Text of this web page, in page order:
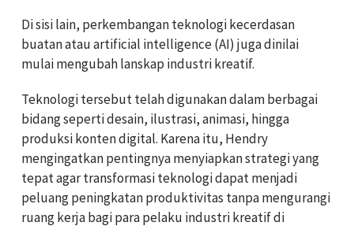
Di sisi lain, perkembangan teknologi kecerdasan
buatan atau artificial intelligence (AI) juga dinilai
mulai mengubah lanskap industri kreatif.
Teknologi tersebut telah digunakan dalam berbagai
bidang seperti desain, ilustrasi, animasi, hingga
produksi konten digital. Karena itu, Hendry
mengingatkan pentingnya menyiapkan strategi yang
tepat agar transformasi teknologi dapat menjadi
peluang peningkatan produktivitas tanpa mengurangi
ruang kerja bagi para pelaku industri kreatif di